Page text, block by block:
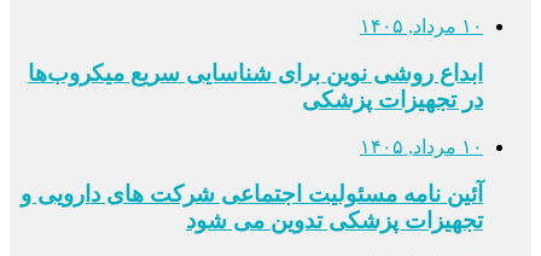
۱۰ مرداد, ۱۴۰۵
ابداع روشی نوین برای شناسایی سریع میکروب‌ها
در تجهیزات پزشکی
۱۰ مرداد, ۱۴۰۵
آئین نامه مسئولیت اجتماعی شرکت های دارویی و
تجهیزات پزشکی تدوین می شود